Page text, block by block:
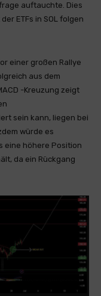
auftauchte. Dies
ETFs in SOL folgen
einer großen Rallye
aus dem
-Kreuzung zeigt
sein kann, liegen bei
würde es
eine höhere Position
da ein Rückgang